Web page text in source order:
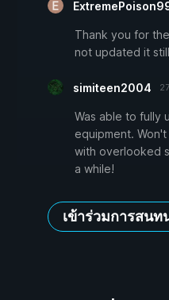
Thank you for
not updated it
simiteen2004
Was able to fully
equipment.
with overlooked
a while!
เข้าร่วมการสนท